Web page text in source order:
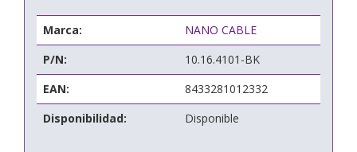
Marca:
NANO CABLE
P/N:
10.16.4101-BK
EAN:
8433281012332
Disponibilidad:
Disponible